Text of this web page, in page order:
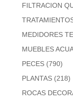
FILTRACION
MEDIDORES
MUEBLES
PECES (790)
PLANTAS (218)
ROCAS